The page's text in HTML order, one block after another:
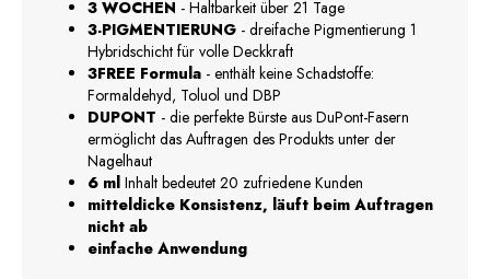
3 WOCHEN - Haltbarkeit über 21 Tage
3-PIGMENTIERUNG - dreifache Pigmentierung 1
Hybridschicht für volle Deckkraft
3FREE Formula - enthält keine Schadstoffe:
Formaldehyd, Toluol und DBP
DUPONT - die perfekte Bürste aus DuPont-Fasern
ermöglicht das Auftragen des Produkts unter der
Nagelhaut
6 ml Inhalt bedeutet 20 zufriedene Kunden
mitteldicke Konsistenz, läuft beim Auftragen
nicht ab
einfache Anwendung